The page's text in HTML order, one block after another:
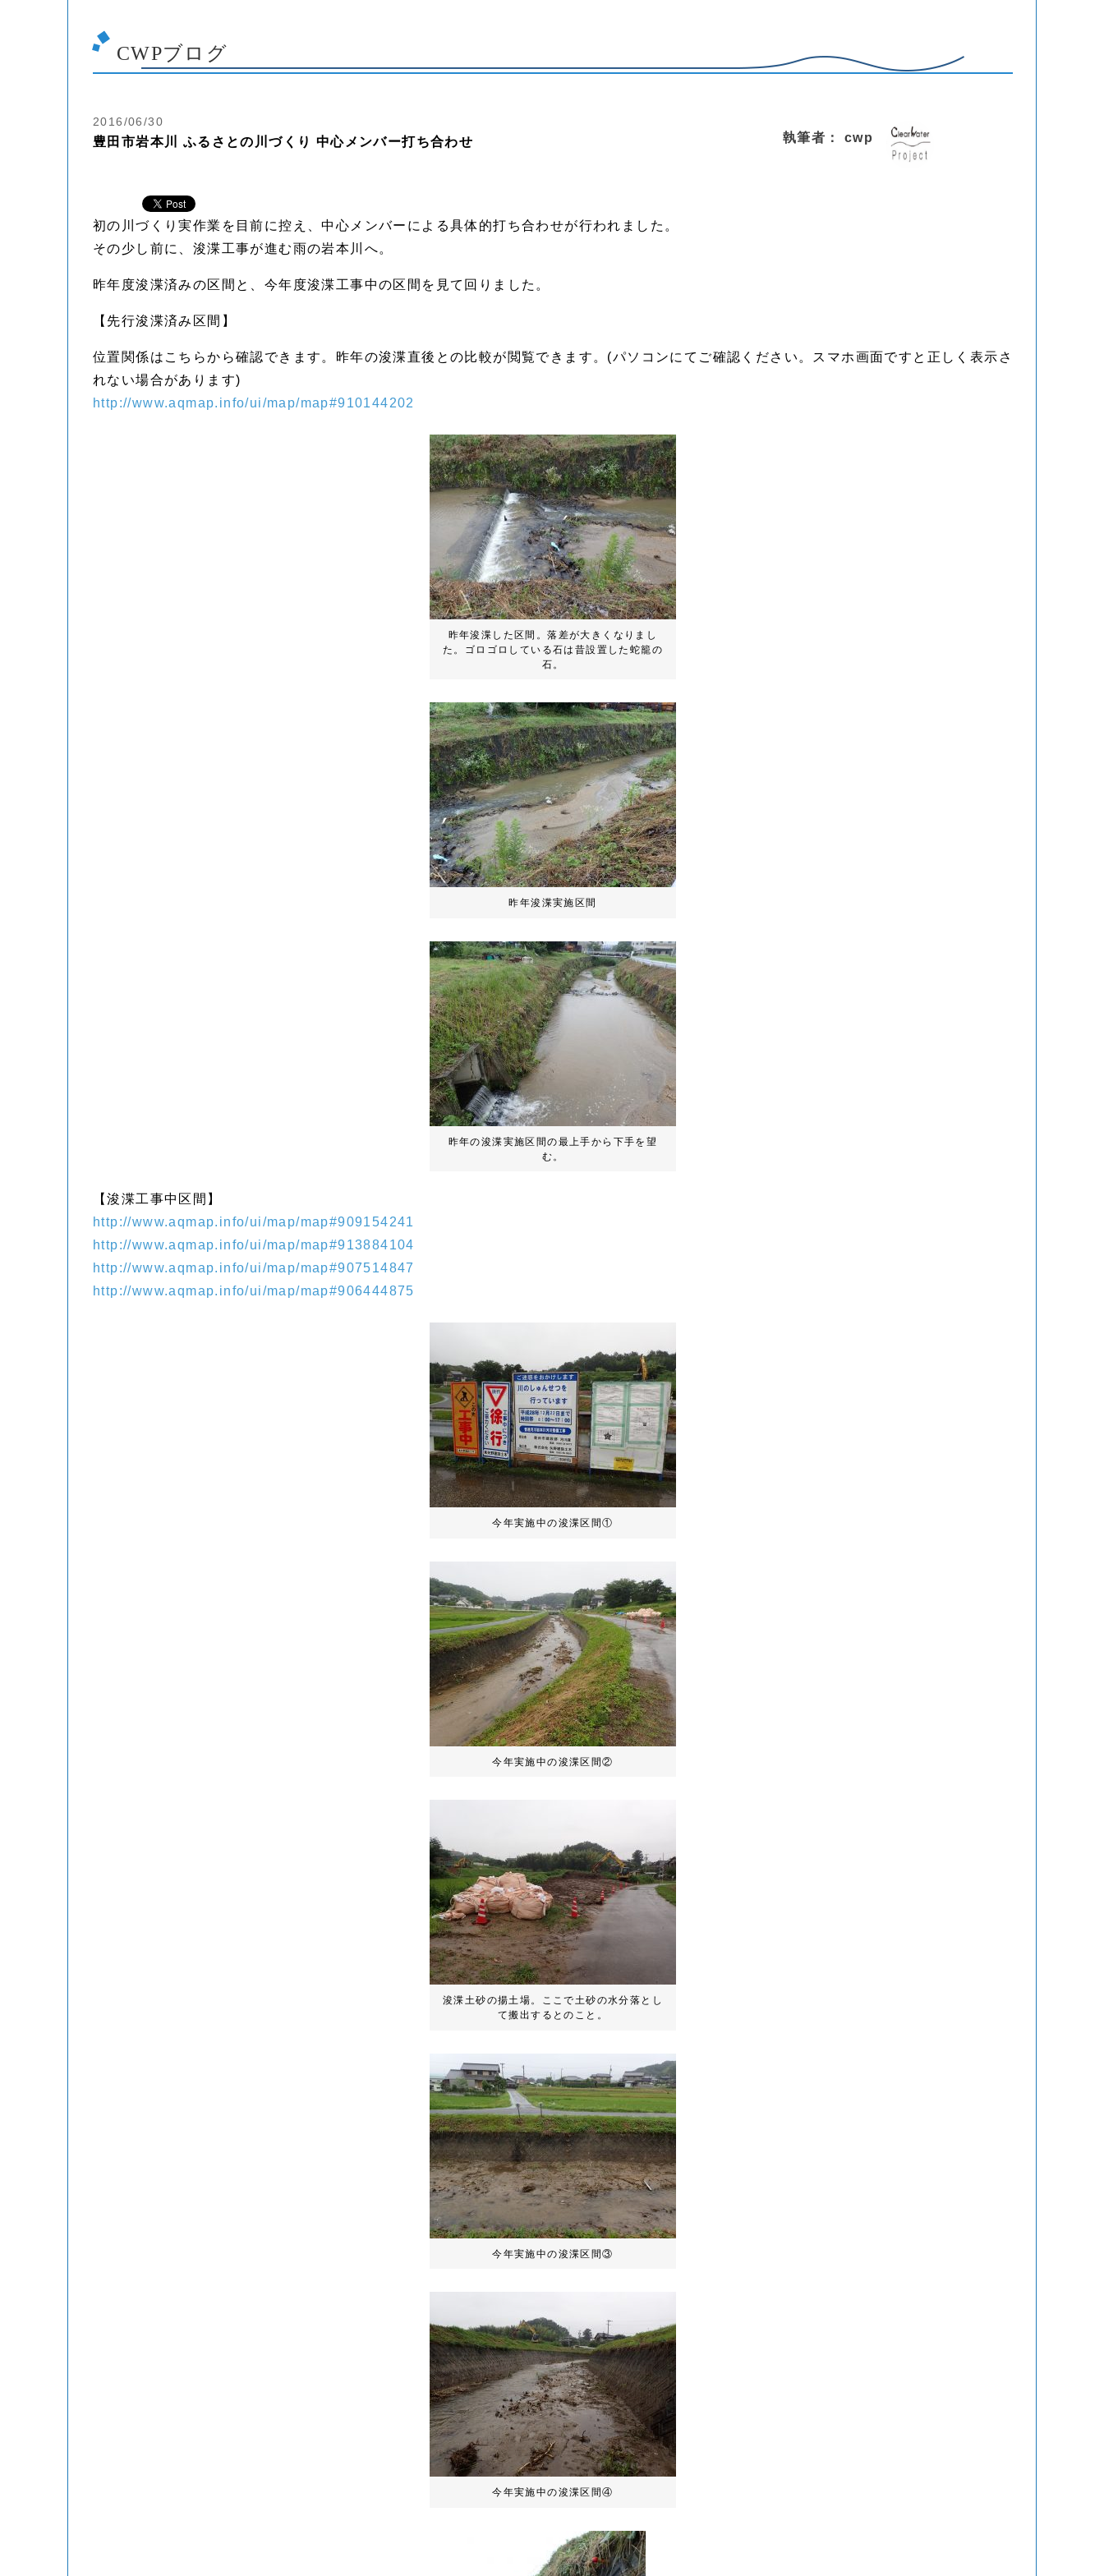
CWPブログ
2016/06/30
豊田市岩本川 ふるさとの川づくり 中心メンバー打ち合わせ 執筆者： cwp
初の川づくり実作業を目前に控え、中心メンバーによる具体的打ち合わせが行われました。
その少し前に、浚渫工事が進む雨の岩本川へ。
昨年度浚渫済みの区間と、今年度浚渫工事中の区間を見て回りました。
【先行浚渫済み区間】
位置関係はこちらから確認できます。昨年の浚渫直後との比較が閲覧できます。(パソコンにてご確認ください。スマホ画面ですと正しく表示さ
れない場合があります)
http://www.aqmap.info/ui/map/map#910144202
昨年浚渫した区間。落差が大きくなりまし
た。ゴロゴロしている石は昔設置した蛇籠の
石。
昨年浚渫実施区間
昨年の浚渫実施区間の最上手から下手を望
む。
【浚渫工事中区間】
http://www.aqmap.info/ui/map/map#909154241
http://www.aqmap.info/ui/map/map#913884104
http://www.aqmap.info/ui/map/map#907514847
http://www.aqmap.info/ui/map/map#906444875
今年実施中の浚渫区間①
今年実施中の浚渫区間②
浚渫土砂の揚土場。ここで土砂の水分落とし
て搬出するとのこと。
今年実施中の浚渫区間③
今年実施中の浚渫区間④